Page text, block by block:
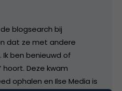
blogsearch bij
dat ze met andere
ben benieuwd of
hoort. Deze kwam
ophalen en Ilse Media is